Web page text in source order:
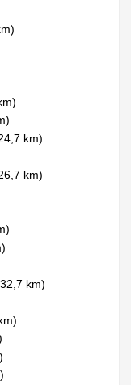
km)
km)
km)